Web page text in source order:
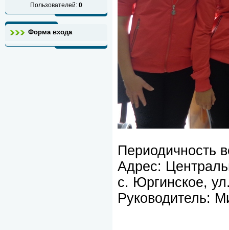
Пользователей: 0
Форма входа
Периодичность
Адрес:
с. Юргинское,
Руководитель: